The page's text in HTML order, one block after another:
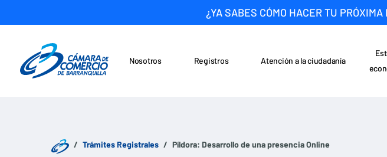
¿YA SABES CÓMO HACER TU
Nosotros Registros
Atención a la ciudadanía
Trámites Registrales Píldora: Desarrollo de una presencia Online